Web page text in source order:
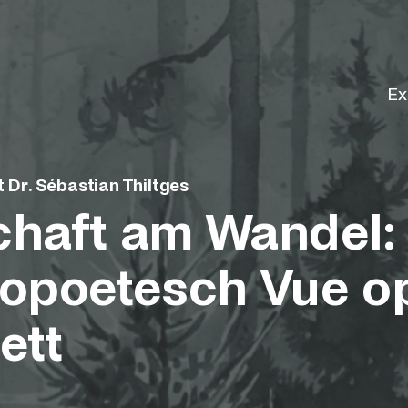
am Wandel:
Vue
Dr. Sébastian Thiltges